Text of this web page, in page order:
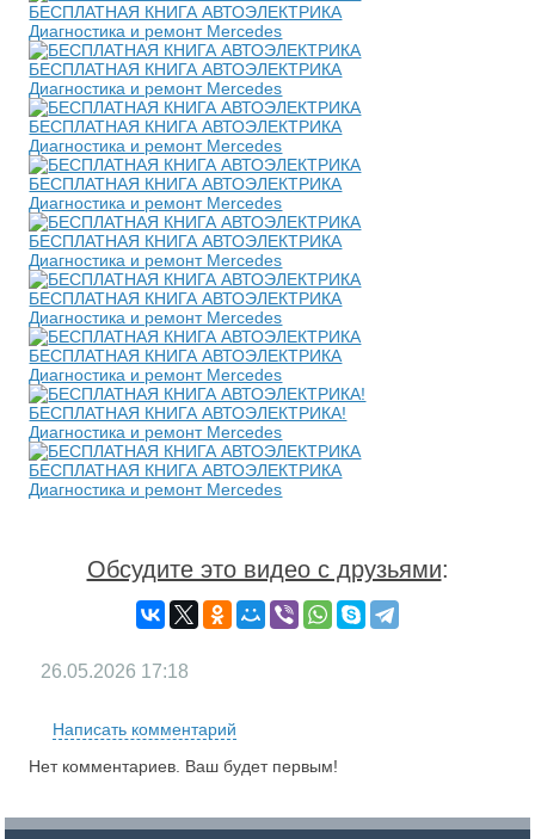
БЕСПЛАТНАЯ КНИГА АВТОЭЛЕКТРИКА
Диагностика и ремонт Mercedes
БЕСПЛАТНАЯ КНИГА АВТОЭЛЕКТРИКА
Диагностика и ремонт Mercedes
БЕСПЛАТНАЯ КНИГА АВТОЭЛЕКТРИКА
Диагностика и ремонт Mercedes
БЕСПЛАТНАЯ КНИГА АВТОЭЛЕКТРИКА
Диагностика и ремонт Mercedes
БЕСПЛАТНАЯ КНИГА АВТОЭЛЕКТРИКА
Диагностика и ремонт Mercedes
БЕСПЛАТНАЯ КНИГА АВТОЭЛЕКТРИКА
Диагностика и ремонт Mercedes
БЕСПЛАТНАЯ КНИГА АВТОЭЛЕКТРИКА
Диагностика и ремонт Mercedes
БЕСПЛАТНАЯ КНИГА АВТОЭЛЕКТРИКА!
Диагностика и ремонт Mercedes
БЕСПЛАТНАЯ КНИГА АВТОЭЛЕКТРИКА
Диагностика и ремонт Mercedes
Обсудите это видео с друзьями:
26.05.2026 17:18
Написать комментарий
Нет комментариев. Ваш будет первым!